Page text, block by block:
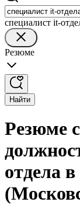
специалист it-
Резюме
Найти
Резюме
отдела